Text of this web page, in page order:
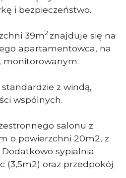
i bezpieczeństwo.
39m2 znajduje się na
apartamentowca, na
monitorowanym.
z windą,
wspólnych.
salonu z
o powierzchni 20m2, z
sypialnia
(3,5m2) oraz przedpokój